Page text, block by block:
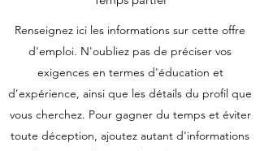
Renseignez ici les informations sur cette offre
d'emploi. N'oubliez pas de préciser vos
exigences en termes d'éducation et
d'expérience, ainsi que les détails du profil que
vous cherchez. Pour gagner du temps et éviter
toute déception, ajoutez autant d'informations